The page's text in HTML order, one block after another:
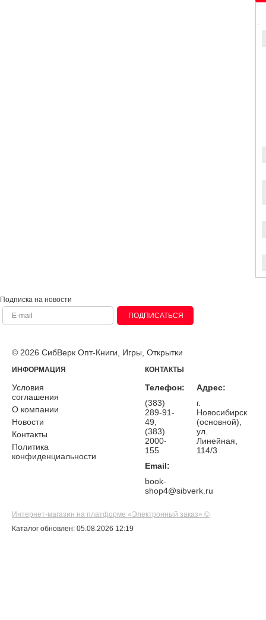
Подписка на новости
ПОДПИСАТЬСЯ
© 2026 СибВерк Опт-Книги, Игры, Открытки
ИНФОРМАЦИЯ
Условия
соглашения
О компании
Новости
Контакты
Политика
конфиденциальности
КОНТАКТЫ
Телефон:
(383)
289-91-
49,
(383)
2000-
155
Email:
book-
shop4@sibverk.ru
Адрес:
г.
Новосибирск
(основной),
ул.
Линейная,
114/3
Интернет-магазин на платформе «Электронный заказ» ©
Каталог обновлен: 05.08.2026 12:19